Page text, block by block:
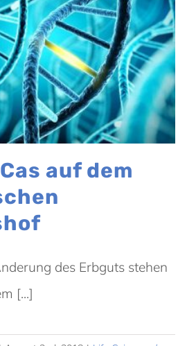
auf dem
des Erbguts stehen
[...]